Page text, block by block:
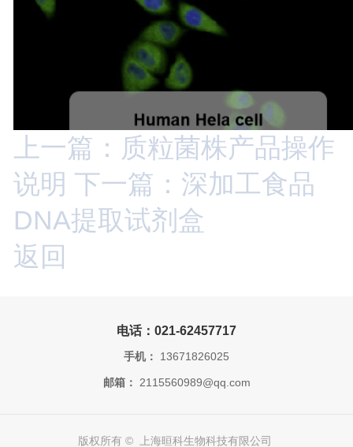
上一篇：质粒菌株产品操作
说明 下一篇：深加工食品
DNA提取试剂盒
返回
电话：021-62457717
手机： 13671826025
邮箱： 2115560989@qq.com
版权所有 © 上海晅科生物科技有限公司